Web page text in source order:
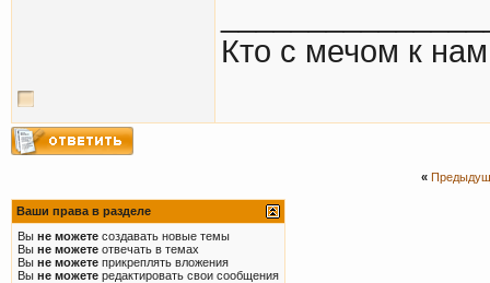
Кто с мечом к
«
Ваши права в разделе
Вы не можете создавать новые темы
Вы не можете отвечать в темах
Вы не можете прикреплять вложения
Вы не можете редактировать свои сообщения